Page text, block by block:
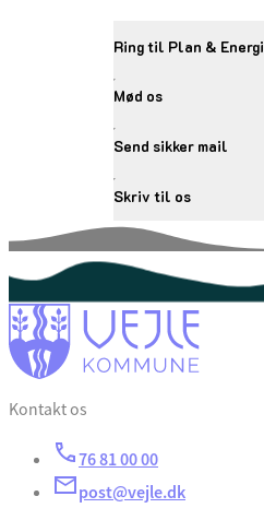
Ring til Plan & Energi
Mød os
Send sikker mail
Skriv til os
Kontakt os
76 81 00 00
post@vejle.dk